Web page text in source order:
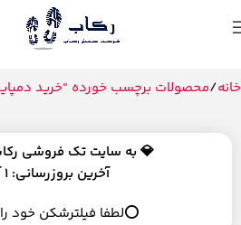
خانه محصولات برچسب خورده “خرید
💎به سایت تک فروشی
آخرین بروزرسانی: 1 آبان 1404
⭕لطفا فیلترشکن خود